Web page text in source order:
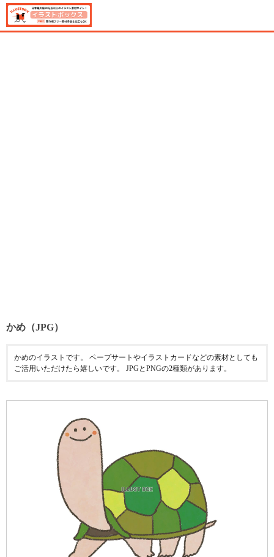
かめ（JPG）
かめのイラストです。 ペープサートやイラストカードなどの素材としても
ご活用いただけたら嬉しいです。 JPGとPNGの2種類があります。